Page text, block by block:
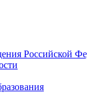
Российской